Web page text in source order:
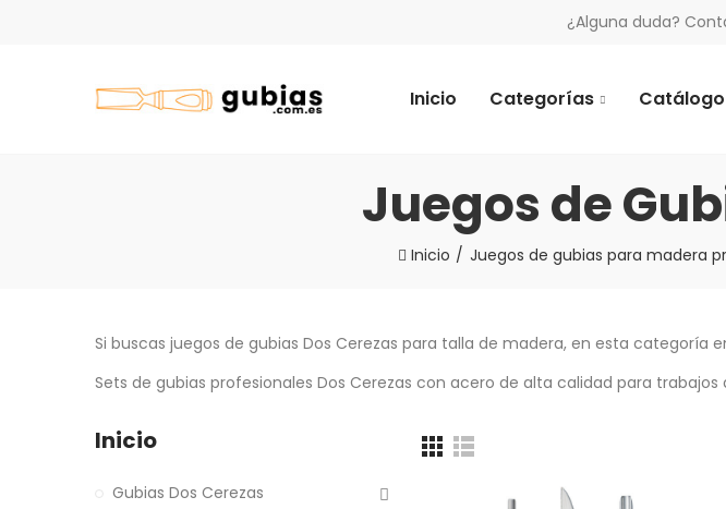
¿Alguna duda?
Inicio Categorías Catálogo
Juegos de
Inicio Juegos de gubias para madera
Si buscas juegos de gubias Dos Cerezas para talla de madera, en esta categoría
Sets de gubias profesionales Dos Cerezas con acero de alta calidad para
Inicio
Gubias Dos Cerezas